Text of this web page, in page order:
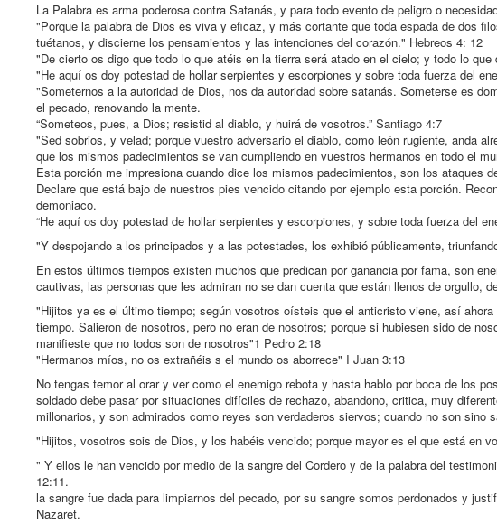
La Palabra es arma poderosa contra Satanás, y para todo evento de peligro o
"Porque la palabra de Dios es viva y eficaz, y más cortante que toda espada de dos
tuétanos, y discierne los pensamientos y las intenciones del corazón." Hebreos 4: 12
"De cierto os digo que todo lo que atéis en la tierra será atado en el cielo; y todo lo
"He aquí os doy potestad de hollar serpientes y escorpiones y sobre toda fuerza del
"Someternos a la autoridad de Dios, nos da autoridad sobre satanás. Someterse es
el pecado, renovando la mente.
“Someteos, pues, a Dios; resistid al diablo, y huirá de vosotros.” Santiago 4:7
"Sed sobrios, y velad; porque vuestro adversario el diablo, como león rugiente, anda
que los mismos padecimientos se van cumpliendo en vuestros hermanos en todo el
Esta porción me impresiona cuando dice los mismos padecimientos, son los ataques
Declare que está bajo de nuestros pies vencido citando por ejemplo esta porción.
demoniaco.
“He aquí os doy potestad de hollar serpientes y escorpiones, y sobre toda fuerza del
"Y despojando a los principados y a las potestades, los exhibió públicamente,
En estos últimos tiempos existen muchos que predican por ganancia por fama, son
cautivas, las personas que les admiran no se dan cuenta que están llenos de orgullo,
"Hijitos ya es el último tiempo; según vosotros oísteis que el anticristo viene, así
tiempo. Salieron de nosotros, pero no eran de nosotros; porque si hubiesen sido de
manifieste que no todos son de nosotros"1 Pedro 2:18
"Hermanos míos, no os extrañéis s el mundo os aborrece" I Juan 3:13
No tengas temor al orar y ver como el enemigo rebota y hasta hablo por boca de los
soldado debe pasar por situaciones difíciles de rechazo, abandono, critica, muy
millonarios, y son admirados como reyes son verdaderos siervos; cuando no son sino
"Hijitos, vosotros sois de Dios, y los habéis vencido; porque mayor es el que está en
" Y ellos le han vencido por medio de la sangre del Cordero y de la palabra del
12:11.
la sangre fue dada para limpiarnos del pecado, por su sangre somos perdonados y
Nazaret.